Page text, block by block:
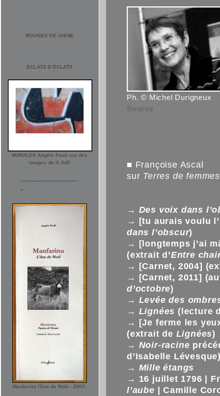
ROUGES DE CHINE
ÉCLATS D’ÉCLATS
MURALES Angèle Paoli sur des
images de G.AdC
Manfarinu l'âne de Noël - 2007-
Ph. © Michel Durigneux
Source
■ Françoise Ascal
sur Terres de femmes
→ Des voix dans
→
[tu aurais voulu
dans l’obscur)
→
[longtemps j’ai
(extrait d’Entre
→
[Carnet, 2004]
→
[Carnet, 2011]
d’octobre)
→ Levée des
→ Lignées (lecture
→
[Je ferme les
(extrait de Lignées)
→ Noir-racine
d’Isabelle
→ Mille étangs
→ 16 juillet 1796 |
l’aube | Camille